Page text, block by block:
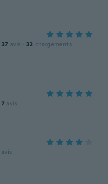
37 avis · 32 chargements
7 avis
avis